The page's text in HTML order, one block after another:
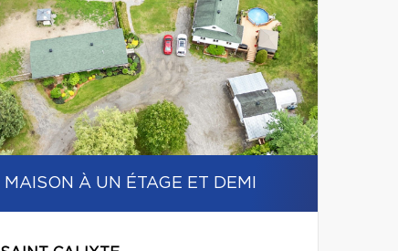
MAISON À UN ÉTAGE ET DEMI